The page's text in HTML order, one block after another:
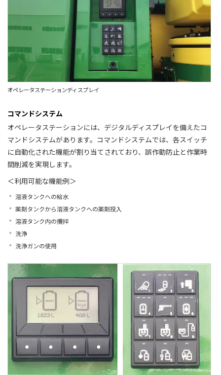
オペレータステーションディスプレイ
コマンドシステム
オペレータステーションには、デジタルディスプレイを備えたコ
マンドシステムがあります。コマンドシステムでは、各スイッチ
に自動化された機能が割り当てされており、誤作動防止と作業時
間削減を実現します。
＜利用可能な機能例＞
溶液タンクへの給水
薬剤タンクから溶液タンクへの薬剤投入
溶液タンク内の攪拌
洗浄
洗浄ガンの使用